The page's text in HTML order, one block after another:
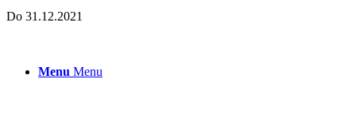
Menu Menu
Do 31.12.2021